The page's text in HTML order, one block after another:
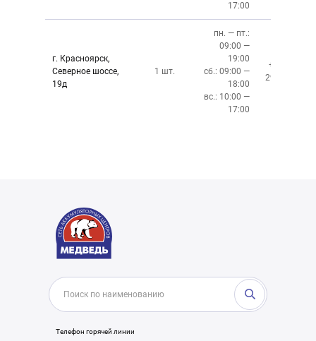
17:00
г. Красноярск,
Северное шоссе,
19д
1 шт.
пн. — пт.:
09:00 —
19:00
сб.: 09:00 —
18:00
вс.: 10:00 —
17:00
+7 (391)
299-76-06
Телефон горячей линии